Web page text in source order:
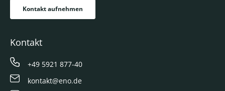
Kontakt aufnehmen
Kontakt
+49 5921 877-40
kontakt@eno.de